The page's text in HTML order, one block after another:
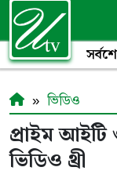
ভিডিও
প্রাইম
ভিডিও থ্রী